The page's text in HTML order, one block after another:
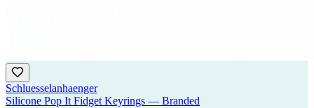
Schluesselanhaenger
Silicone Pop It Fidget Keyrings — Branded